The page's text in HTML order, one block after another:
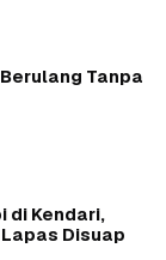
Tanpa
di Kendari,
Disuap